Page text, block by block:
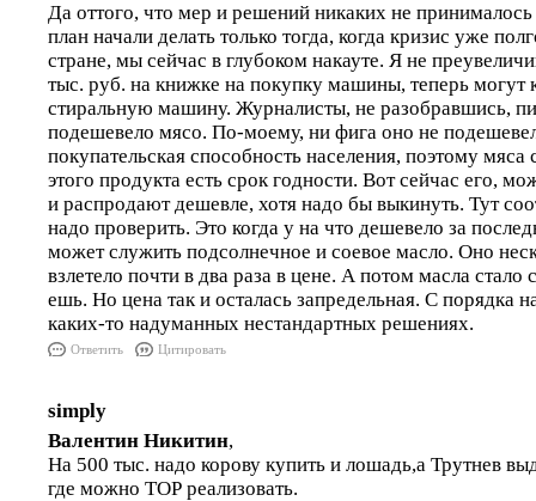
Да оттого, что мер и решений никаких не принималось
план начали делать только тогда, когда кризис уже
стране, мы сейчас в глубоком накауте. Я не
тыс. руб. на книжке на покупку машины, теперь могут
стиральную машину. Журналисты, не разобравшись,
подешевело мясо. По-моему, ни фига оно не
покупательская способность населения, поэтому
этого продукта есть срок годности. Вот сейчас его,
и распродают дешевле, хотя надо бы выкинуть. Тут
надо проверить. Это когда у на что дешевело за
может служить подсолнечное и соевое масло. Оно
взлетело почти в два раза в цене. А потом масла стало
ешь. Но цена так и осталась запредельная. С порядка
каких-то надуманных нестандартных решениях.
Ответить Цитировать
simply
Валентин Никитин,
На 500 тыс. надо корову купить и лошадь,а Трутнев
где можно ТОР реализовать.